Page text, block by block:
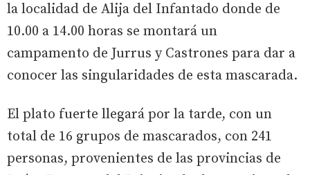
la localidad de Alija del Infantado donde de
10.00 a 14.00 horas se montará un
campamento de Jurrus y Castrones para dar a
conocer las singularidades de esta mascarada.
El plato fuerte llegará por la tarde, con un
total de 16 grupos de mascarados, con 241
personas, provenientes de las provincias de